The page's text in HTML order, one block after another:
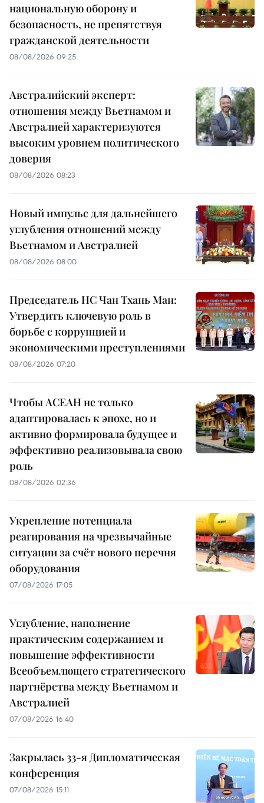
национальную оборону и
безопасность, не препятствуя
гражданской деятельности
08/08/2026 09:25
Австралийский эксперт:
отношения между Вьетнамом и
Австралией характеризуются
высоким уровнем политического
доверия
08/08/2026 08:23
Новый импульс для дальнейшего
углубления отношений между
Вьетнамом и Австралией
08/08/2026 08:00
Председатель НС Чан Тхань Ман:
Утвердить ключевую роль в
борьбе с коррупцией и
экономическими преступлениями
08/08/2026 07:20
Чтобы АСЕАН не только
адаптировалась к эпохе, но и
активно формировала будущее и
эффективно реализовывала свою
роль
08/08/2026 02:36
Укрепление потенциала
реагирования на чрезвычайные
ситуации за счёт нового перечня
оборудования
07/08/2026 17:05
Углубление, наполнение
практическим содержанием и
повышение эффективности
Всеобъемлющего стратегического
партнёрства между Вьетнамом и
Австралией
07/08/2026 16:40
Закрылась 33-я Дипломатическая
конференция
07/08/2026 15:11